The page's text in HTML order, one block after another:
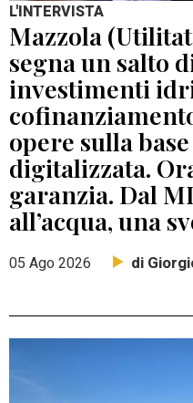
L'INTERVISTA
Mazzola
segna un salto
investimenti
opere sulla
digitalizzata.
garanzia. Dal
all’acqua, una
05 Ago 2026 di